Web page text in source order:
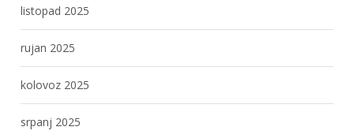
listopad 2025
rujan 2025
kolovoz 2025
srpanj 2025